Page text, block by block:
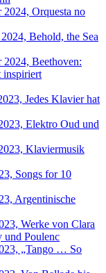
2024, Orquesta no
Behold, the Sea
2024, Beethoven:
inspiriert
Jedes Klavier hat
Elektro Oud und
Klaviermusik
Songs for 10
Argentinische
Werke von Clara
und Poulenc
„Tango … So